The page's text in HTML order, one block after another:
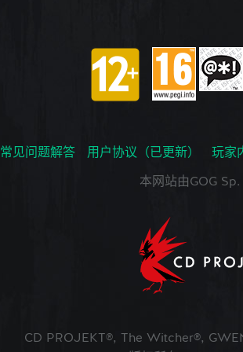
常见问题解答 用户协议（已更新） 玩家
本网站由GOG
CD PROJEKT®, The Witcher®,